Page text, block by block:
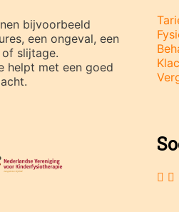
bijvoorbeeld
een ongeval, een
slijtage.
helpt met een goed